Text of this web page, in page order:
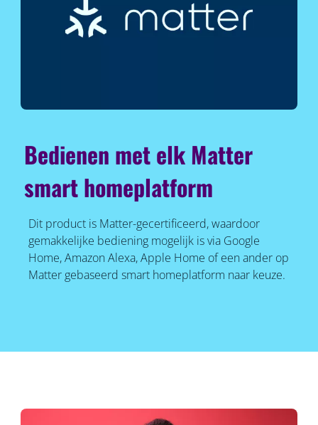
Bedienen met elk Matter
smart homeplatform
Dit product is Matter-gecertificeerd, waardoor
gemakkelijke bediening mogelijk is via Google
Home, Amazon Alexa, Apple Home of een ander op
Matter gebaseerd smart homeplatform naar keuze.